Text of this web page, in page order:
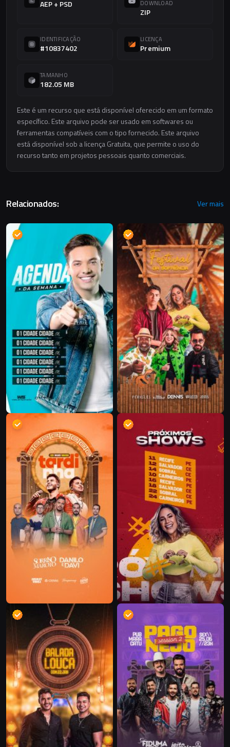
AEP + PSD
DOWNLOAD
ZIP
IDENTIFICAÇÃO
#10837402
LICENÇA
Premium
TAMANHO
182.05 MB
Este é um recurso que está disponível oferecido em um formato
específico. Este arquivo pode ser usado em softwares ou
ferramentas compatíveis com o tipo fornecido. Este arquivo
está disponível sob a licença Gratuita, que permite o uso do
recurso tanto em projetos pessoais quanto comerciais.
Relacionados: Ver mais